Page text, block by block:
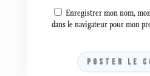
Enregistrer mon nom,
dans le navigateur pour mon